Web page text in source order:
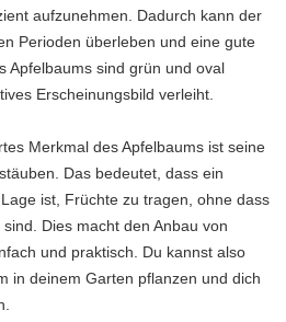
aufzunehmen. Dadurch kann der
Perioden überleben und eine gute
Apfelbaums sind grün und oval
Erscheinungsbild verleiht.
Merkmal des Apfelbaums ist seine
Das bedeutet, dass ein
ist, Früchte zu tragen, ohne dass
Dies macht den Anbau von
und praktisch. Du kannst also
in deinem Garten pflanzen und dich